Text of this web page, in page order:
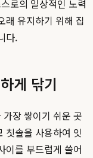
로의 일상적인 노력
래 유지하기 위해 집
다.
게 닦기
장 쌓이기 쉬운 곳
칫솔을 사용하여 잇
이를 부드럽게 쓸어